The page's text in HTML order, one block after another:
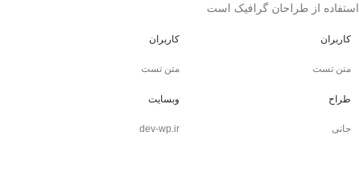
استفاده از طراحان گرافیک است
کاربران
متن تست
کاربران
متن تست
طراح
جانی
وبسایت
dev-wp.ir